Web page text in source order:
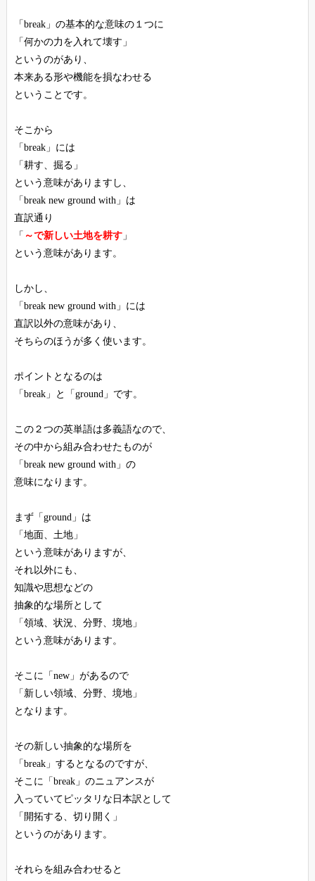
「break」の基本的な意味の１つに
「何かの力を入れて壊す」
というのがあり、
本来ある形や機能を損なわせる
ということです。
そこから
「break」には
「耕す、掘る」
という意味がありますし、
「break new ground with」は
直訳通り
「 ～で新しい土地を耕す」
という意味があります。
しかし、
「break new ground with」には
直訳以外の意味があり、
そちらのほうが多く使います。
ポイントとなるのは
「break」と「ground」です。
この２つの英単語は多義語なので、
その中から組み合わせたものが
「break new ground with」の
意味になります。
まず「ground」は
「地面、土地」
という意味がありますが、
それ以外にも、
知識や思想などの
抽象的な場所として
「領域、状況、分野、境地」
という意味があります。
そこに「new」があるので
「新しい領域、分野、境地」
となります。
その新しい抽象的な場所を
「break」するとなるのですが、
そこに「break」のニュアンスが
入っていてピッタリな日本訳として
「開拓する、切り開く」
というのがあります。
それらを組み合わせると